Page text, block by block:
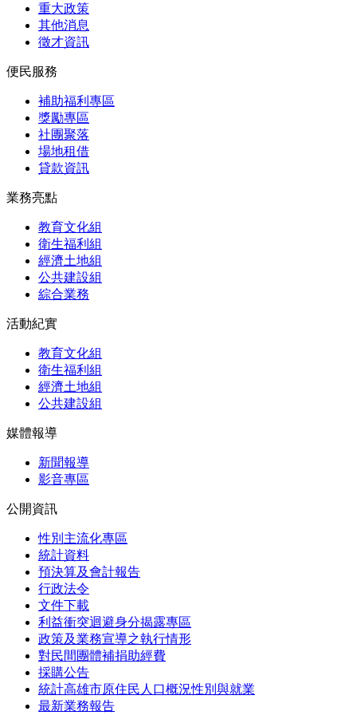
重大政策
其他消息
徵才資訊
便民服務
補助福利專區
獎勵專區
社團聚落
場地租借
貸款資訊
業務亮點
教育文化組
衛生福利組
經濟土地組
公共建設組
綜合業務
活動紀實
教育文化組
衛生福利組
經濟土地組
公共建設組
媒體報導
新聞報導
影音專區
公開資訊
性別主流化專區
統計資料
預決算及會計報告
行政法令
文件下載
利益衝突迴避身分揭露專區
政策及業務宣導之執行情形
對民間團體補捐助經費
採購公告
統計高雄市原住民人口概況性別與就業
最新業務報告